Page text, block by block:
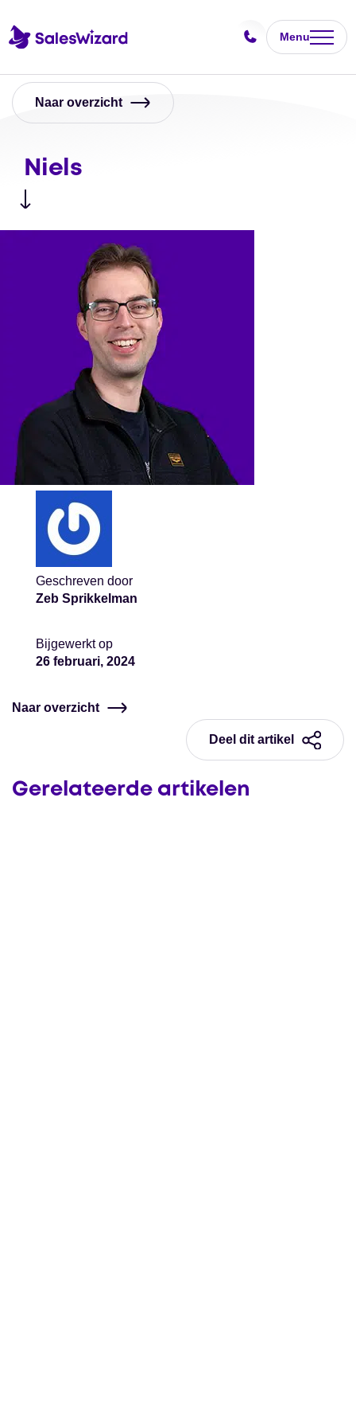
Menu
Naar overzicht
Niels
Geschreven door
Zeb Sprikkelman
Bijgewerkt op
26 februari, 2024
Naar overzicht
Deel dit artikel
Gerelateerde artikelen